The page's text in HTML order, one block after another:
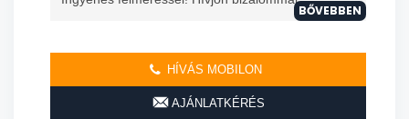
BŐVEBBEN
HÍVÁS MOBILON
AJÁNLATKÉRÉS